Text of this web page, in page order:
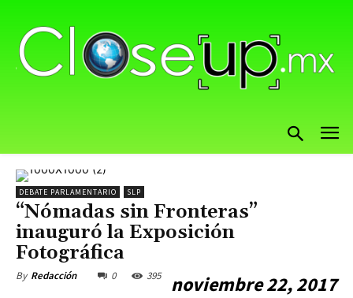
DEBATE PARLAMENTARIO SLP
“Nómadas sin Fronteras”
inauguró la Exposición
Fotográfica
By Redacción noviembre 22, 2017
0 395